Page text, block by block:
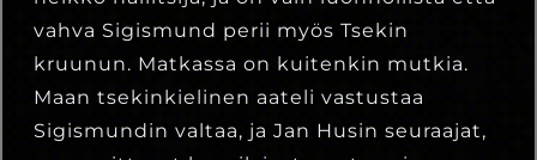
vahva Sigismund perii myös Tsekin
kruunun. Matkassa on kuitenkin mutkia.
Maan tsekinkielinen aateli vastustaa
Sigismundin valtaa, ja Jan Husin seuraajat,